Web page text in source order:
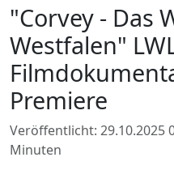
"Corvey - Das
Westfalen"
Premiere
Veröffentlicht: 29.10.2025
Minuten